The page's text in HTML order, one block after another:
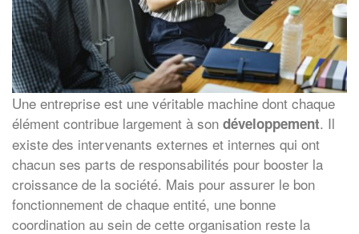
Une entreprise est une véritable machine dont chaque
élément contribue largement à son développement. Il
existe des intervenants externes et internes qui ont
chacun ses parts de responsabilités pour booster la
croissance de la société. Mais pour assurer le bon
fonctionnement de chaque entité, une bonne
coordination au sein de cette organisation reste la